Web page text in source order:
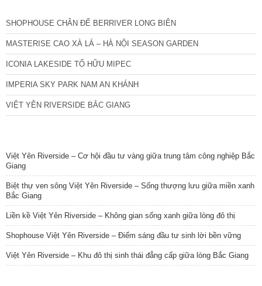
SHOPHOUSE CHÂN ĐẾ BERRIVER LONG BIÊN
MASTERISE CAO XÀ LÁ – HÀ NỘI SEASON GARDEN
ICONIA LAKESIDE TỐ HỮU MIPEC
IMPERIA SKY PARK NAM AN KHÁNH
VIỆT YÊN RIVERSIDE BẮC GIANG
Việt Yên Riverside – Cơ hội đầu tư vàng giữa trung tâm công nghiệp Bắc
Giang
Biệt thự ven sông Việt Yên Riverside – Sống thượng lưu giữa miền xanh
Bắc Giang
Liền kề Việt Yên Riverside – Không gian sống xanh giữa lòng đô thị
Shophouse Việt Yên Riverside – Điểm sáng đầu tư sinh lời bền vững
Việt Yên Riverside – Khu đô thị sinh thái đẳng cấp giữa lòng Bắc Giang